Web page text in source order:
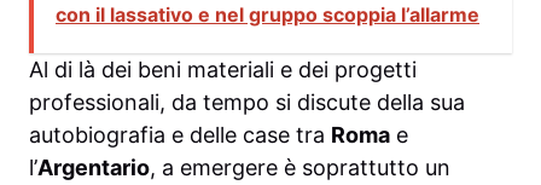
con il lassativo e nel gruppo scoppia l’allarme
Al di là dei beni materiali e dei progetti
professionali, da tempo si discute della sua
autobiografia e delle case tra Roma e
l’Argentario, a emergere è soprattutto un